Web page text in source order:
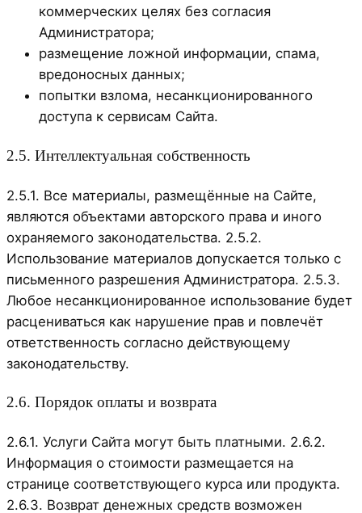
коммерческих целях без согласия
Администратора;
размещение ложной информации, спама,
вредоносных данных;
попытки взлома, несанкционированного
доступа к сервисам Сайта.
2.5. Интеллектуальная собственность
2.5.1. Все материалы, размещённые на Сайте,
являются объектами авторского права и иного
охраняемого законодательства. 2.5.2.
Использование материалов допускается только с
письменного разрешения Администратора. 2.5.3.
Любое несанкционированное использование будет
расцениваться как нарушение прав и повлечёт
ответственность согласно действующему
законодательству.
2.6. Порядок оплаты и возврата
2.6.1. Услуги Сайта могут быть платными. 2.6.2.
Информация о стоимости размещается на
странице соответствующего курса или продукта.
2.6.3. Возврат денежных средств возможен